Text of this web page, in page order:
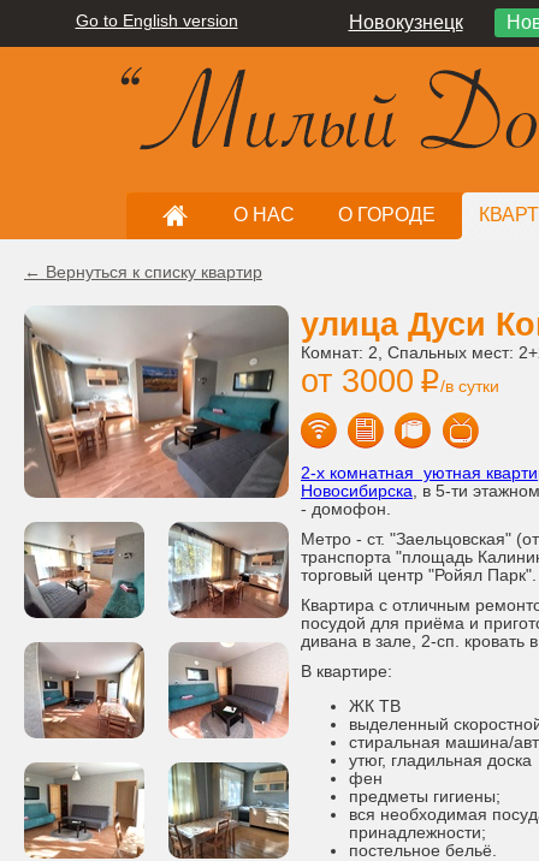
Go to English version Новокузнецк
О НАС О ГОРОДЕ
← Вернуться к списку квартир
улица Дуси
Комнат: 2, Спальных мест:
от 3000 i/в сутки
2-х комнатная уютная
Новосибирска, в 5-ти
- домофон.
Метро - ст. "Заельцовская"
транспорта "площадь
торговый центр "Ройял Парк".
Квартира с отличным
посудой для приёма и
дивана в зале, 2-сп. кровать
В квартире:
ЖК ТВ
выделенный
стиральная машина/
утюг, гладильная доска
фен
предметы гигиены;
вся необходимая
принадлежности;
постельное бельё.